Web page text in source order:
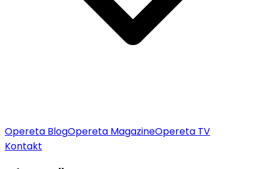
Opereta BlogOpereta MagazineOpereta TV
Kontakt